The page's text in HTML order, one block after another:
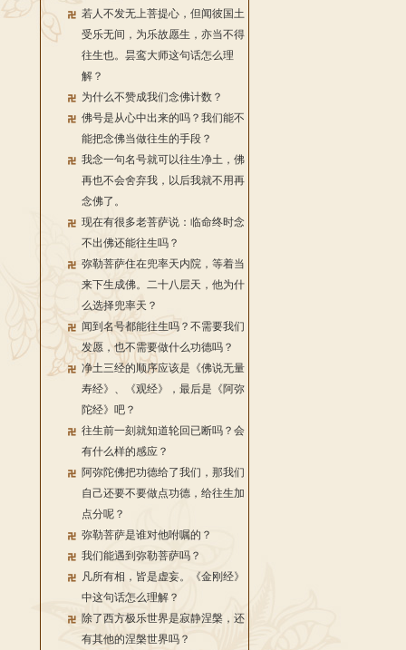
若人不发无上菩提心，但闻彼国土
受乐无间，为乐故愿生，亦当不得
往生也。昙鸾大师这句话怎么理
解？
为什么不赞成我们念佛计数？
佛号是从心中出来的吗？我们能不
能把念佛当做往生的手段？
我念一句名号就可以往生净土，佛
再也不会舍弃我，以后我就不用再
念佛了。
现在有很多老菩萨说：临命终时念
不出佛还能往生吗？
弥勒菩萨住在兜率天内院，等着当
来下生成佛。二十八层天，他为什
么选择兜率天？
闻到名号都能往生吗？不需要我们
发愿，也不需要做什么功德吗？
净土三经的顺序应该是《佛说无量
寿经》、《观经》，最后是《阿弥
陀经》吧？
往生前一刻就知道轮回已断吗？会
有什么样的感应？
阿弥陀佛把功德给了我们，那我们
自己还要不要做点功德，给往生加
点分呢？
弥勒菩萨是谁对他咐嘱的？
我们能遇到弥勒菩萨吗？
凡所有相，皆是虚妄。《金刚经》
中这句话怎么理解？
除了西方极乐世界是寂静涅槃，还
有其他的涅槃世界吗？